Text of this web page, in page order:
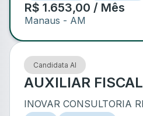
R$ 1.653,00 / Mês
Manaus - AM
Candidata AI
AUXILIAR FISCAL
INOVAR CONSULTORIA